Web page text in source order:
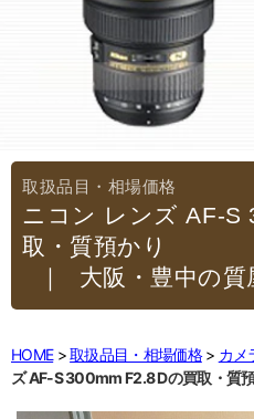
ニコン レンズ AF-S
取・質預かり
｜大阪・豊中の
HOME 取扱品目・相場価格 カメ
ズ AF-S 300mm F2.8 Dの買取・質